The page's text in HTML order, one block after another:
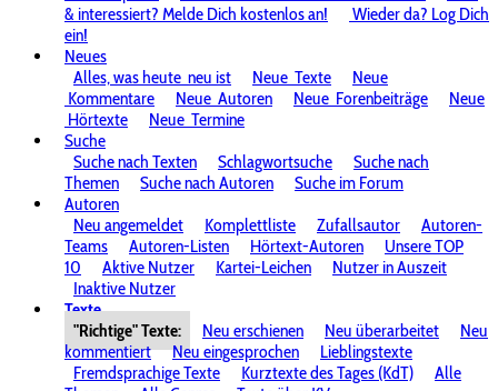
& interessiert? Melde Dich kostenlos an!
Wieder da? Log Dich
ein!
Neues
Alles, was heute neu ist Neue Texte
Neue
Kommentare
Neue Autoren Neue Forenbeiträge
Neue
Hörtexte
Neue Termine
Suche
Suche nach Texten
Schlagwortsuche
Suche nach
Themen
Suche nach Autoren
Suche im Forum
Autoren
Neu angemeldet
Komplettliste Zufallsautor
Autoren-
Teams
Autoren-Listen Hörtext-Autoren
Unsere TOP
10
Aktive Nutzer Kartei-Leichen
Nutzer in Auszeit
Inaktive Nutzer
Texte
"Richtige" Texte:
Neu erschienen Neu überarbeitet
Neu
kommentiert
Neu eingesprochen
Lieblingstexte
Fremdsprachige Texte
Kurztexte des Tages (KdT)
Alle